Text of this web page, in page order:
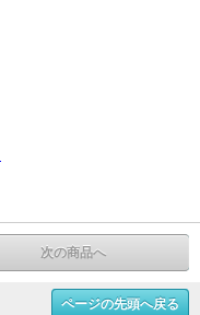
次の商品へ
ページの先頭へ戻る